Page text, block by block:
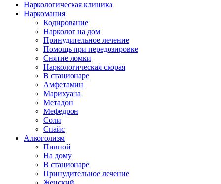
Наркологическая клиника
Наркомания
Кодирование
Нарколог на дом
Принудительное лечение
Помощь при передозировке
Снятие ломки
Наркологическая скорая
В стационаре
Амфетамин
Марихуана
Метадон
Мефедрон
Соли
Спайс
Алкоголизм
Пивной
На дому
В стационаре
Принудительное лечение
Женский